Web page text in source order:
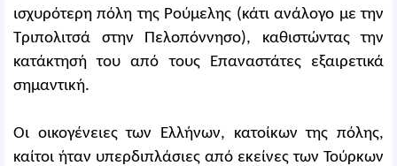
ισχυρότερη πόλη της Ρούμελης (κάτι ανάλογο με την
Τριπολιτσά στην Πελοπόννησο), καθιστώντας την
κατάκτησή του από τους Επαναστάτες εξαιρετικά
σημαντική.
Οι οικογένειες των Ελλήνων, κατοίκων της πόλης,
καίτοι ήταν υπερδιπλάσιες από εκείνες των Τούρκων